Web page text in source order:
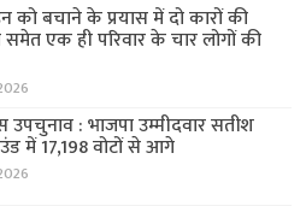
को बचाने के प्रयास में दो कारों की
एक ही परिवार के चार लोगों की
उपचुनाव : भाजपा उम्मीदवार सतीश
में 17,198 वोटों से आगे